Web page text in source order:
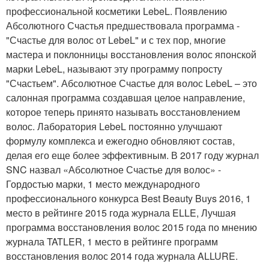
профессиональной косметики LebeL. Появлению
Абсолютного Счастья предшествовала программа -
"Счастье для волос от LebeL" и с тех пор, многие
мастера и поклонницы восстановления волос японской
марки LebeL, называют эту программу попросту
"Счастьем". Абсолютное Счастье для волос LebeL – это
салонная программа создавшая целое направление,
которое теперь принято называть восстановлением
волос. Лаборатория LebeL постоянно улучшают
формулу комплекса и ежегодно обновляют состав,
делая его еще более эффективным. В 2017 году журнал
SNC назвал «Абсолютное Счастье для волос» -
Гордостью марки, 1 место международного
профессионального конкурса Best Beauty Buys 2016, 1
место в рейтинге 2015 года журнала ELLE, Лучшая
программа восстановления волос 2015 года по мнению
журнала TATLER, 1 место в рейтинге программ
восстановления волос 2014 года журнала ALLURE.